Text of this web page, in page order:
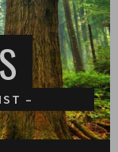
–